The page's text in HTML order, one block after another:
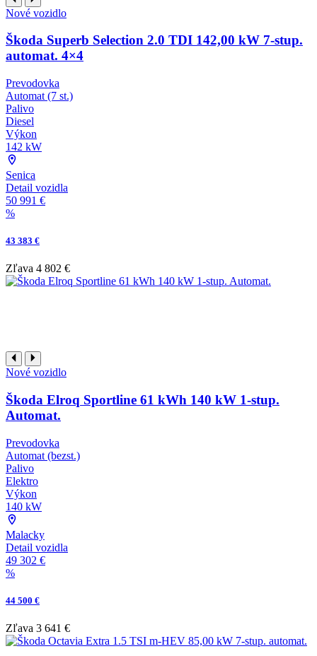
Nové vozidlo
Škoda Superb Selection 2.0 TDI 142,00 kW 7-stup.
automat. 4×4
Prevodovka
Automat (7 st.)
Palivo
Diesel
Výkon
142 kW
Senica
Detail vozidla
50 991 €
%
43 383 €
Zľava 4 802 €
Nové vozidlo
Škoda Elroq Sportline 61 kWh 140 kW 1-stup.
Automat.
Prevodovka
Automat (bezst.)
Palivo
Elektro
Výkon
140 kW
Malacky
Detail vozidla
49 302 €
%
44 500 €
Zľava 3 641 €